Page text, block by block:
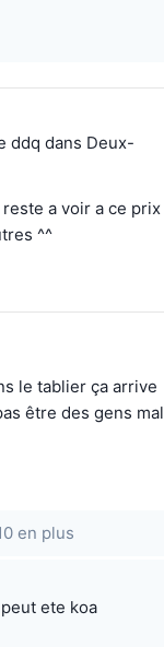
ddq dans Deux-
a voir a ce prix
^^
le tablier ça arrive
être des gens mal
en plus
ete koa